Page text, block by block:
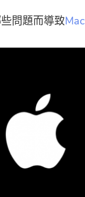
問題而導致